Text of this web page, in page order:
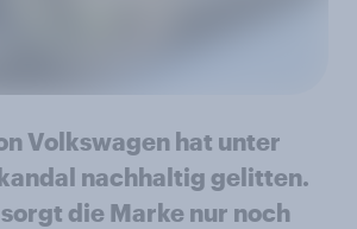
Volkswagen hat unter
nachhaltig gelitten.
die Marke nur noch